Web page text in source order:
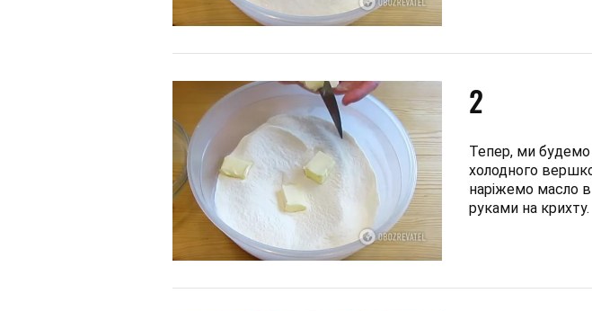
2
Тепер, ми будемо
холодного
наріжемо масло
руками на крихту.